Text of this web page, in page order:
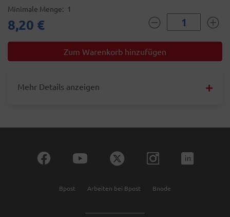
Minimale Menge 1
8,20 €
Mehr Details anzeigen
Bpost Arbeiten bei Bpost Bnode